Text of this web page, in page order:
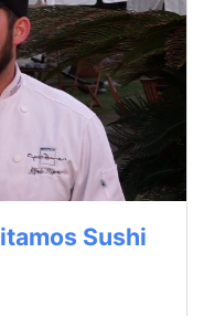
Sushi